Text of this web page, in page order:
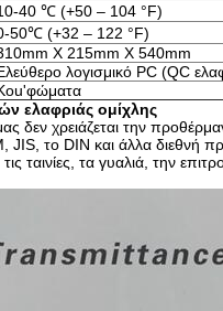
40 ℃ (+50 – 104 °F)
50℃ (+32 – 122 °F)
X 215mm X 540mm
λογισμικό PC (QC
ελαφριάς ομίχλης
δεν χρειάζεται την
JIS, το DIN και άλλα διεθνή
ταινίες, τα γυαλιά, την